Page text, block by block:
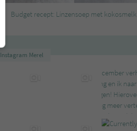
Budget recept: Linzensoep met kokosmelk
Instagram Merel